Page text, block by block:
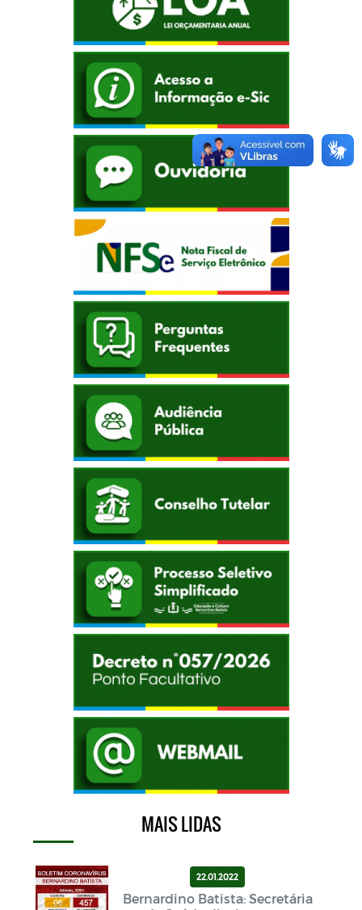
MAIS LIDAS
22.01.2022
Bernardino Batista: Secretária